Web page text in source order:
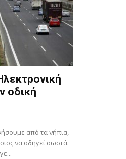
οδική
από τα νήπια,
να οδηγεί σωστά.